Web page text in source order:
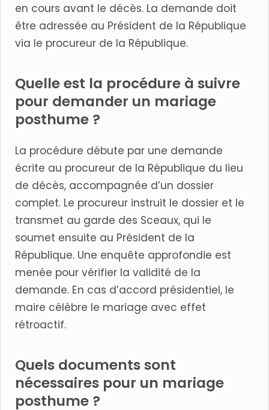
en cours avant le décès. La demande doit
être adressée au Président de la République
via le procureur de la République.
Quelle est la procédure à suivre
pour demander un mariage
posthume ?
La procédure débute par une demande
écrite au procureur de la République du lieu
de décès, accompagnée d’un dossier
complet. Le procureur instruit le dossier et le
transmet au garde des Sceaux, qui le
soumet ensuite au Président de la
République. Une enquête approfondie est
menée pour vérifier la validité de la
demande. En cas d’accord présidentiel, le
maire célèbre le mariage avec effet
rétroactif.
Quels documents sont
nécessaires pour un mariage
posthume ?